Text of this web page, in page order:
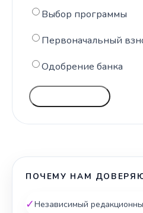
Выбор программы
Первоначальный
Одобрение банка
ПОЧЕМУ НАМ
✓Независимый